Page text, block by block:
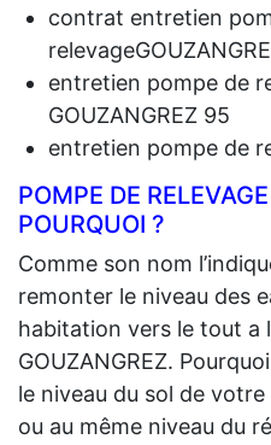
contrat entretien
entretien pompe de
GOUZANGREZ 95
entretien pompe de
POMPE DE
POURQUOI ?
Comme son nom
remonter le niveau des
habitation vers le tout a
GOUZANGREZ.
le niveau du sol de
ou au même niveau du